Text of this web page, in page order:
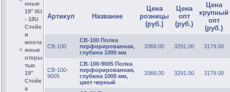
нные
19" 6U
- 18U
Стойк
и
монта
жные
откры
тые
19"
Стойк
а
Артикул Название
Цена
розницы
(руб.)
Цена
опт
(руб.)
Цена
крупный
опт
(руб.)
СВ-100
СВ-100 Полка
перфорированная,
глубина 1000 мм
3366.00 3291.00 3179.00
СВ-100-
9005
СВ-100-9005 Полка
перфорированная,
глубина 1000 мм,
цвет черный
3366.00 3291.00 3179.00